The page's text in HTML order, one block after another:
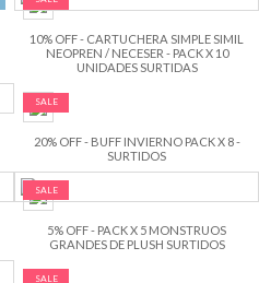
10% OFF - CARTUCHERA SIMPLE SIMIL
NEOPREN / NECESER - PACK X 10
UNIDADES SURTIDAS
SALE
20% OFF - BUFF INVIERNO PACK X 8 -
SURTIDOS
SALE
5% OFF - PACK X 5 MONSTRUOS
GRANDES DE PLUSH SURTIDOS
SALE